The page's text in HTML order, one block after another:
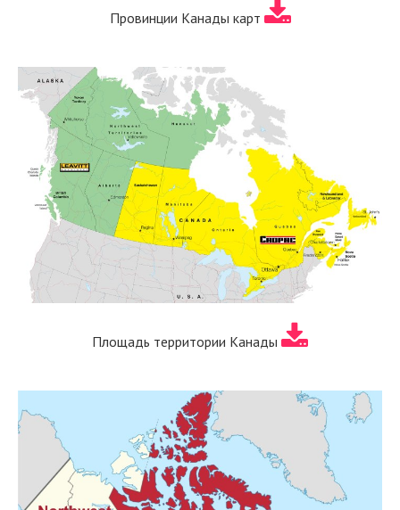
Провинции Канады карт
Площадь территории Канады